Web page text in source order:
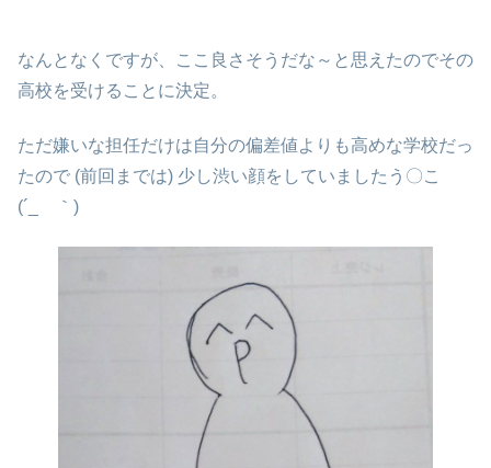
なんとなくですが、ここ良さそうだな～と思えたのでその
高校を受けることに決定。
ただ嫌いな担任だけは自分の偏差値よりも高めな学校だっ
たので (前回までは) 少し渋い顔をしていましたう〇こ
(´_ゝ｀)